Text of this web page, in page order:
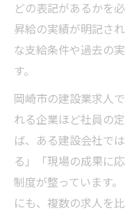
どの表記があるかを
昇給の実績が明記さ
な支給条件や過去の
す。
岡崎市の建設業求人
れる企業ほど社員の
ば、ある建設会社で
る」「現場の成果に
制度が整っています
にも、複数の求人を